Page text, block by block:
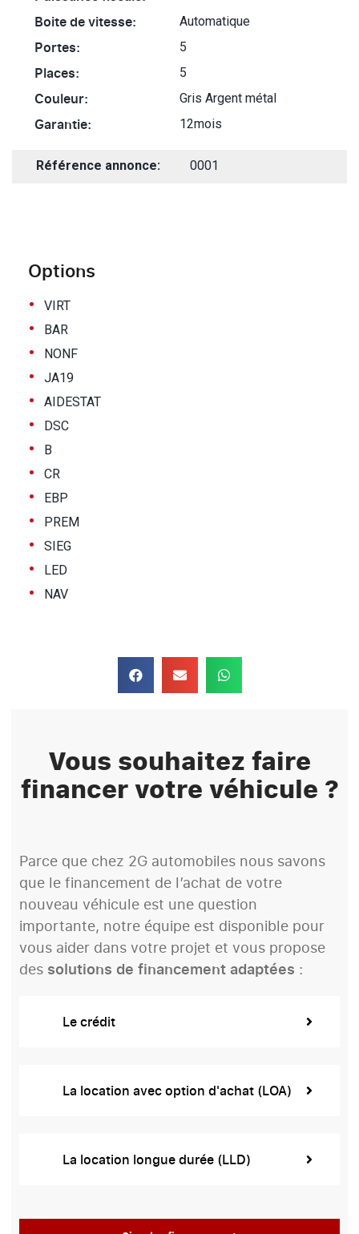
Options
• VIRT
• BAR
• NONF
• JA19
• AIDESTAT
• DSC
• B
• CR
• EBP
• PREM
• SIEG
• LED
• NAV
Boite de vitesse: Automatique
Portes: 5
Places: 5
Couleur: Gris Argent métal
Garantie: 12mois
Référence annonce: 0001
Vous souhaitez faire
financer votre véhicule ?
Parce que chez 2G automobiles nous savons
que le financement de l’achat de votre
nouveau véhicule est une question
importante, notre équipe est disponible pour
vous aider dans votre projet et vous propose
des solutions de financement adaptées :
Le crédit
La location avec option d'achat (LOA)
La location longue durée (LLD)